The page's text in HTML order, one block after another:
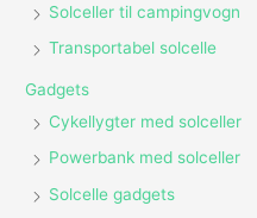
Solceller til campingvogn
Transportabel solcelle
Gadgets
Cykellygter med solceller
Powerbank med solceller
Solcelle gadgets